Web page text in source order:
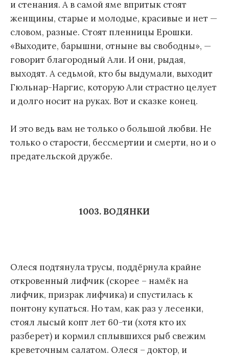
и стенания. А в самой яме впритык стоят
женщины, старые и молодые, красивые и нет —
словом, разные. Стоят пленницы Ерошки.
«Выходите, барышни, отныне вы свободны», —
говорит благородный Али. И они, рыдая,
выходят. А седьмой, кто бы выдумали, выходит
Гюльнар-Наргис, которую Али страстно целует
и долго носит на руках. Вот и сказке конец.
И это ведь вам не только о большой любви. Не
только о старости, бессмертии и смерти, но и о
предательской дружбе.
1003. ВОДЯНКИ
Олеся подтянула трусы, поддёрнула крайне
откровенный лифчик (скорее – намёк на
лифчик, призрак лифчика) и спустилась к
понтону купаться. Но там, как раз у лесенки,
стоял лысый копт лет 60-ти (хотя кто их
разберет) и кормил сплывшихся рыб свежим
креветочным салатом. Олеся – доктор, и